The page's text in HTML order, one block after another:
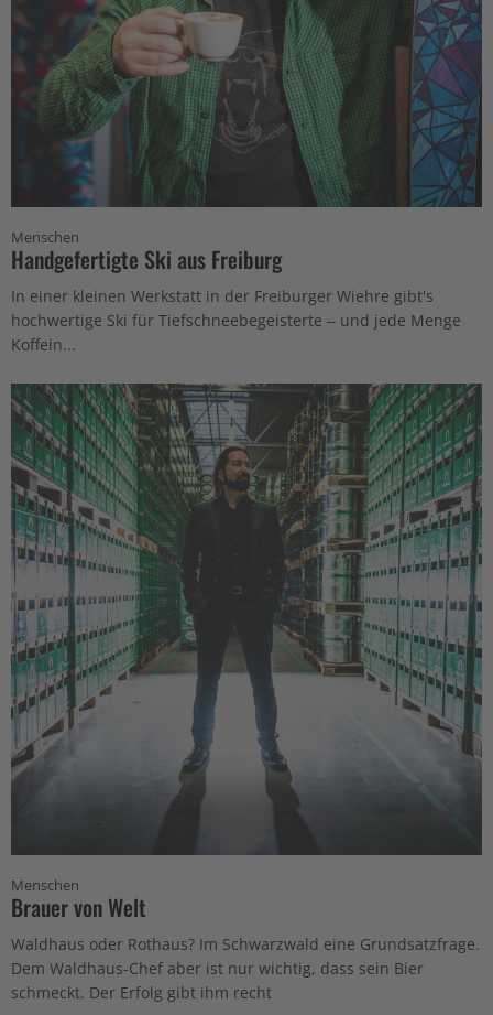
Menschen
Handgefertigte Ski aus Freiburg
In einer kleinen Werkstatt in der Freiburger Wiehre gibt's
hochwertige Ski für Tiefschneebegeisterte – und jede Menge
Koffein...
Menschen
Brauer von Welt
Waldhaus oder Rothaus? Im Schwarzwald eine Grundsatzfrage.
Dem Waldhaus-Chef aber ist nur wichtig, dass sein Bier
schmeckt. Der Erfolg gibt ihm recht